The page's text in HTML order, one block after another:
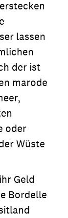
lassen
der ist
marode
oder
Wüste
Geld
Bordelle